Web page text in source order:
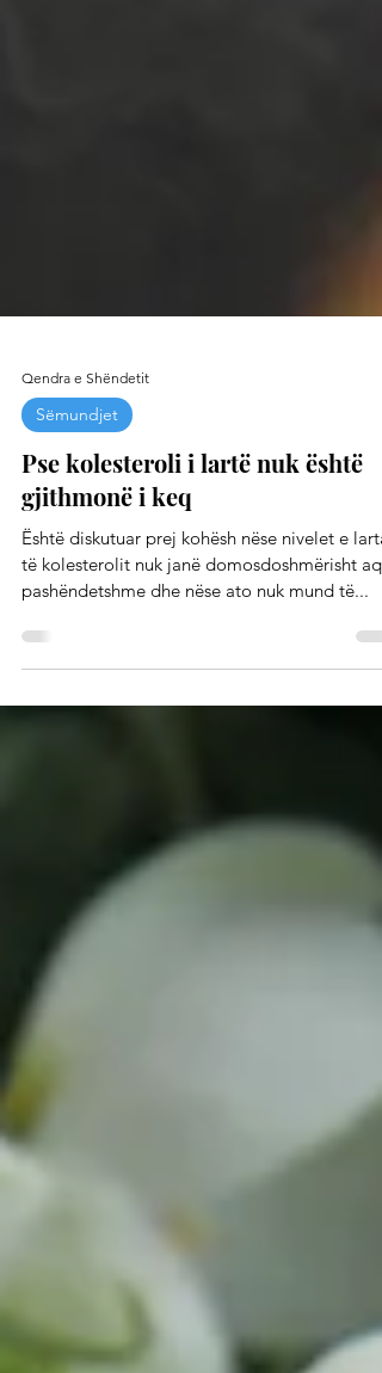
Qendra e Shëndetit
Sëmundjet
Pse kolesteroli i lartë nuk është
gjithmonë i keq
të kolesterolit nuk janë domosdoshmërisht aq
pashëndetshme dhe nëse ato nuk mund të...